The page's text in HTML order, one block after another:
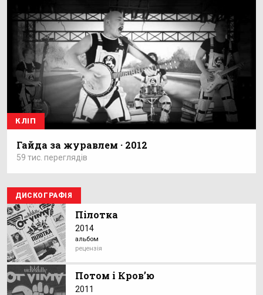
КЛІП
Гайда за журавлем · 2012
59 тис. переглядів
ДИСКОГРАФІЯ
Пілотка
2014
альбом
рецензія
Потом і Кров’ю
2011